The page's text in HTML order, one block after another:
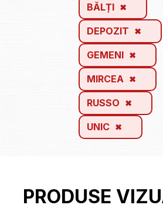
BĂLȚI
DEPOZIT
GEMENI
MIRCEA
RUSSO
UNIC
PRODUSE